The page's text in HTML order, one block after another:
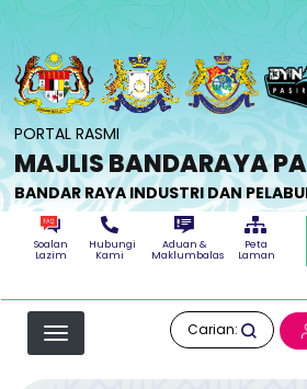
PORTAL RASMI
MAJLIS BANDARAYA
BANDAR RAYA INDUSTRI DAN
Soalan
Lazim
Hubungi
Kami
Aduan &
Maklumbalas
Peta
Laman
Carian: